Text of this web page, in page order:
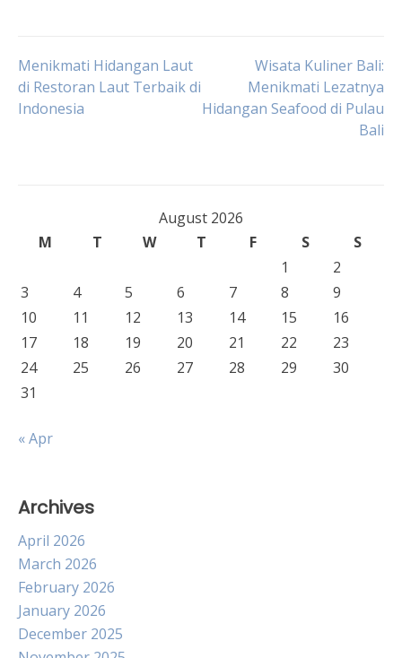
Post
navigation
Menikmati Hidangan Laut
di Restoran Laut Terbaik di
Indonesia
Wisata Kuliner Bali:
Menikmati Lezatnya
Hidangan Seafood di Pulau
Bali
August 2026
M
T W T F S
S
1
2
3
4 5 6 7 8
9
10
11 12 13 14 15
16
17
18 19 20 21 22
23
24
25 26 27 28 29
30
31
« Apr
Archives
April 2026
March 2026
February 2026
January 2026
December 2025